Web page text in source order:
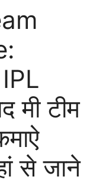
मी टीम
से जाने